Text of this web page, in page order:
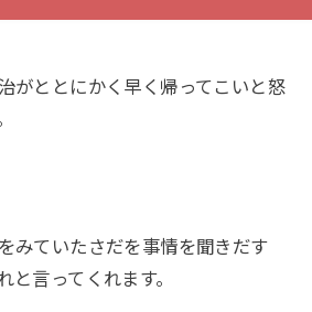
がととにかく早く帰ってこいと怒
みていたさだを事情を聞きだす
と言ってくれます。